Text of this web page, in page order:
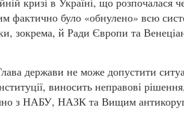
фактично було «обнулено» всю
зокрема, й Ради Європи та
держави не може допустити
виносить неправові
з НАБУ, НАЗК та Вищим